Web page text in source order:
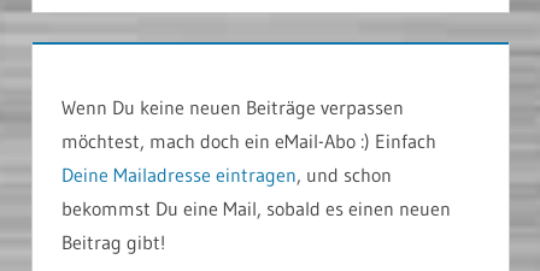
Wenn Du keine neuen Beiträge verpassen
möchtest, mach doch ein eMail-Abo :) Einfach
Deine Mailadresse eintragen, und schon
bekommst Du eine Mail, sobald es einen neuen
Beitrag gibt!